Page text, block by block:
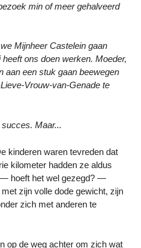
min of meer gehalveerd
Mijnheer Castelein gaan
ons doen werken. Moeder,
aan een stuk gaan beewegen
Vrouw-van-Genade te
Maar...
kinderen waren tevreden dat
kilometer hadden ze aldus
hoeft het wel gezegd? —
zijn volle dode gewicht, zijn
zich met anderen te
op de weg achter om zich wat